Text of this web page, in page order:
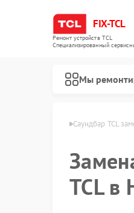
FIX-TCL
Ремонт устройств TCL
Специализированный
Мы
Саундбар TCL
TCL в